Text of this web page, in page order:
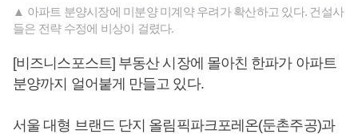
▲ 아파트 분양시장에 미분양 미계약 우려가 확산하고 있다. 건설사
들은 전략 수정에 비상이 걸렸다.
[비즈니스포스트] 부동산 시장에 몰아친 한파가 아파트
분양까지 얼어붙게 만들고 있다.
서울 대형 브랜드 단지 올림픽파크포레온(둔촌주공)과